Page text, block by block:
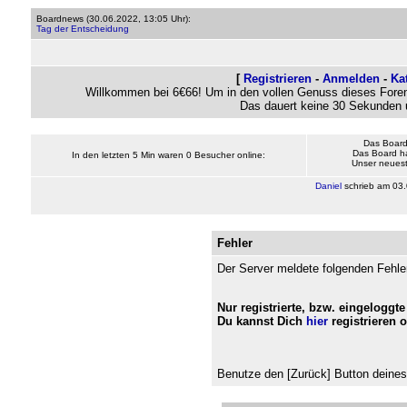
Boardnews (30.06.2022, 13:05 Uhr):
Tag der Entscheidung
[ Registrieren- Anmelden-
Willkommen bei 6€66! Um in den vollen Genuss dieses
Das dauert keine 30
In den letzten 5 Min waren 0 Besucher online:
Das
Das Board
Unser
Daniel schrieb am
Fehler
Der Server meldete folgenden
Nur registrierte, bzw.
Du kannst Dich hier registrieren
Benutze den [Zurück] Button